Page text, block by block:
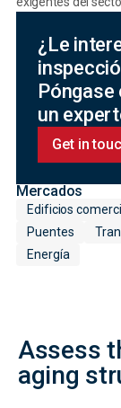
¿Le
un
Get in
Mercados
Edificios
Puentes
Energía
Assess
aging